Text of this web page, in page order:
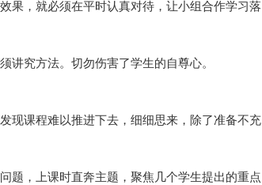
果，就必须在平时认真对待，让小组合作学习落
讲究方法。切勿伤害了学生的自尊心。
现课程难以推进下去，细细思来，除了准备不充
题，上课时直奔主题，聚焦几个学生提出的重点